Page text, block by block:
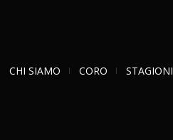
CHI SIAMO CORO STAGIONI